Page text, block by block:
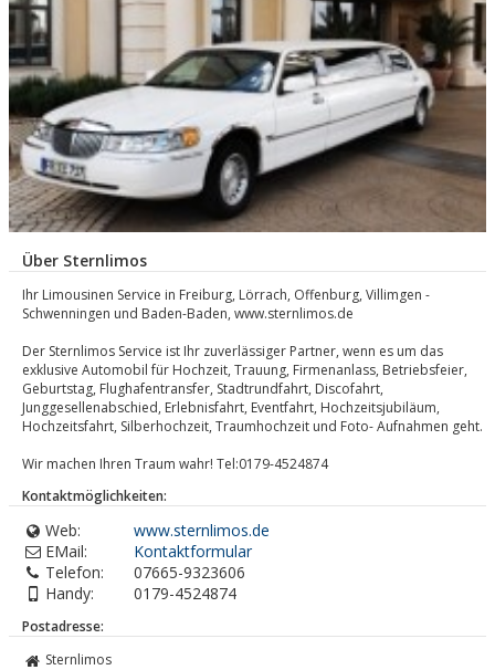
Über Sternlimos
Ihr Limousinen Service in Freiburg, Lörrach, Offenburg, Villimgen -
Schwenningen und Baden-Baden, www.sternlimos.de
Der Sternlimos Service ist Ihr zuverlässiger Partner, wenn es um das
exklusive Automobil für Hochzeit, Trauung, Firmenanlass, Betriebsfeier,
Geburtstag, Flughafentransfer, Stadtrundfahrt, Discofahrt,
Junggesellenabschied, Erlebnisfahrt, Eventfahrt, Hochzeitsjubiläum,
Hochzeitsfahrt, Silberhochzeit, Traumhochzeit und Foto- Aufnahmen geht.
Wir machen Ihren Traum wahr! Tel:0179-4524874
Kontaktmöglichkeiten:
Web:
www.sternlimos.de
EMail:
Kontaktformular
Telefon:
07665-9323606
Handy:
0179-4524874
Postadresse:
Sternlimos